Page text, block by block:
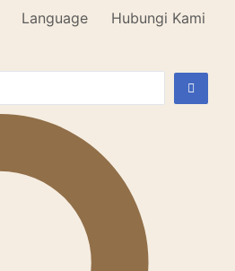
Language Hubungi Kami